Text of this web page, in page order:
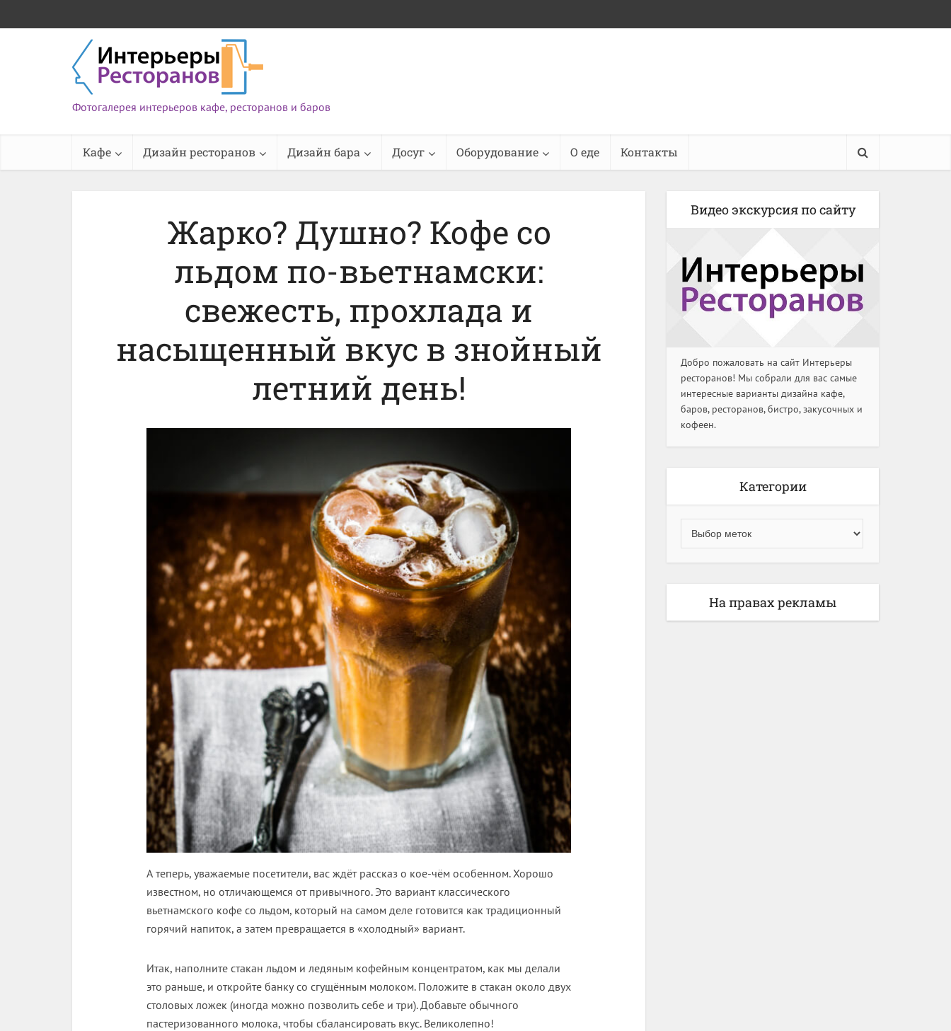
Фотогалерея интерьеров кафе, ресторанов и баров
Кафе Дизайн ресторанов Дизайн бара Досуг Оборудование О еде Контакты
Жарко? Душно? Кофе со
льдом по-вьетнамски:
свежесть, прохлада и
насыщенный вкус в знойный
летний день!
А теперь, уважаемые посетители, вас ждёт рассказ о кое-чём особенном. Хорошо
известном, но отличающемся от привычного. Это вариант классического
вьетнамского кофе со льдом, который на самом деле готовится как традиционный
горячий напиток, а затем превращается в «холодный» вариант.
Итак, наполните стакан льдом и ледяным кофейным концентратом, как мы делали
это раньше, и откройте банку со сгущённым молоком. Положите в стакан около двух
столовых ложек (иногда можно позволить себе и три). Добавьте обычного
пастеризованного молока, чтобы сбалансировать вкус. Великолепно!
Видео экскурсия по сайту
Добро пожаловать на сайт Интерьеры
ресторанов! Мы собрали для вас самые
интересные варианты дизайна кафе,
баров, ресторанов, бистро, закусочных и
кофеен.
Категории
На правах рекламы